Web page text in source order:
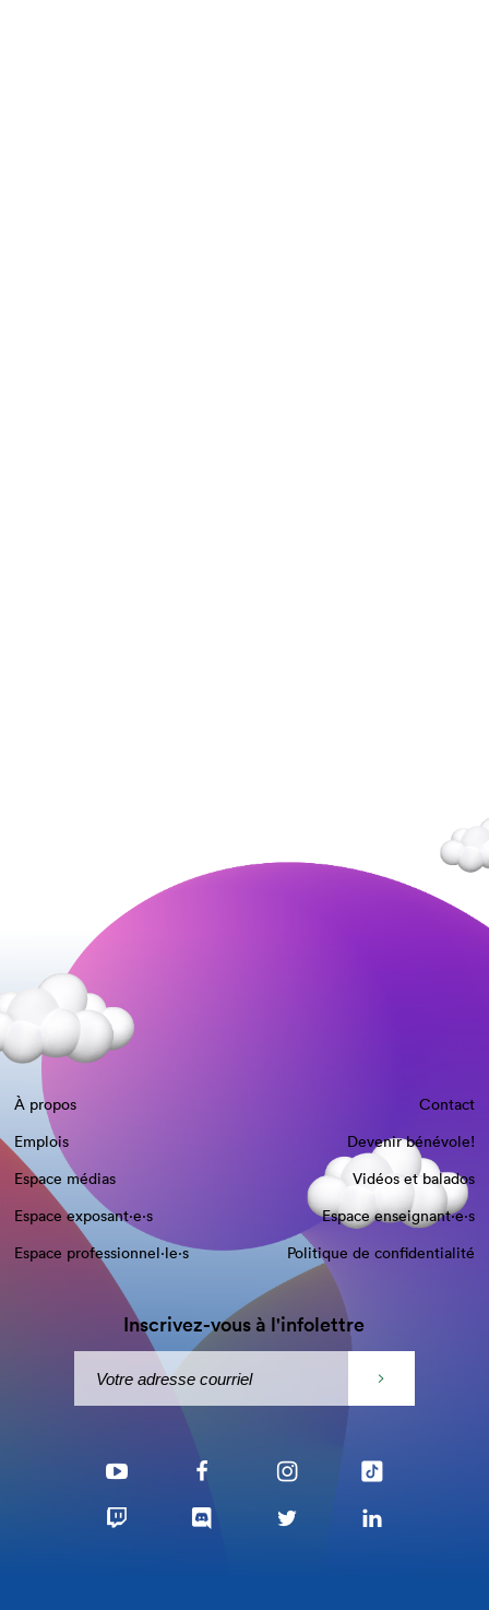
À propos
Contact
Emplois
Devenir bénévole!
Espace médias
Vidéos et balados
Espace exposant·e⋅s
Espace enseignant·e⋅s
Espace professionnel·le⋅s
Politique de confidentialité
Inscrivez-vous à l'infolettre